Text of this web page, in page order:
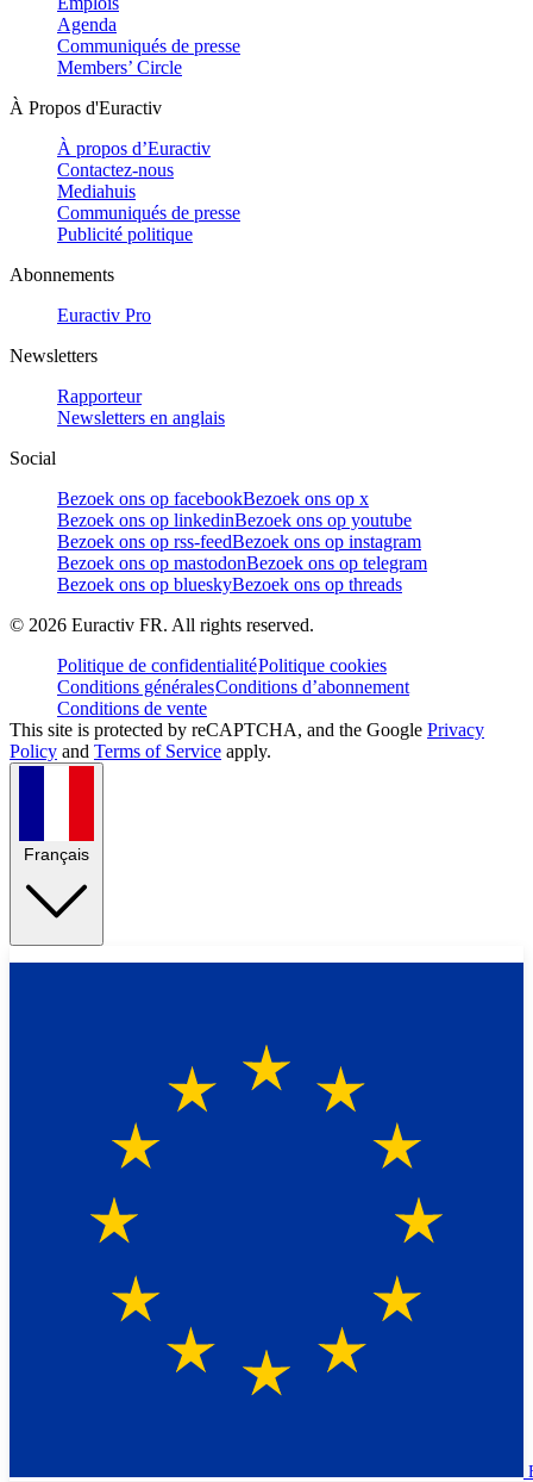
Agenda
Communiqués de presse
Members’ Circle
À Propos d'Euractiv
À propos d’Euractiv
Contactez-nous
Mediahuis
Communiqués de presse
Publicité politique
Abonnements
Euractiv Pro
Newsletters
Rapporteur
Newsletters en anglais
Social
Bezoek ons op facebookBezoek ons op x
Bezoek ons op linkedinBezoek ons op youtube
Bezoek ons op rss-feedBezoek ons op instagram
Bezoek ons op mastodonBezoek ons op telegram
Bezoek ons op blueskyBezoek ons op threads
© 2026 Euractiv FR. All rights reserved.
Politique de confidentialitéPolitique cookies
Conditions généralesConditions d’abonnement
Conditions de vente
This site is protected by reCAPTCHA, and the Google Privacy
Policy and Terms of Service apply.
Français